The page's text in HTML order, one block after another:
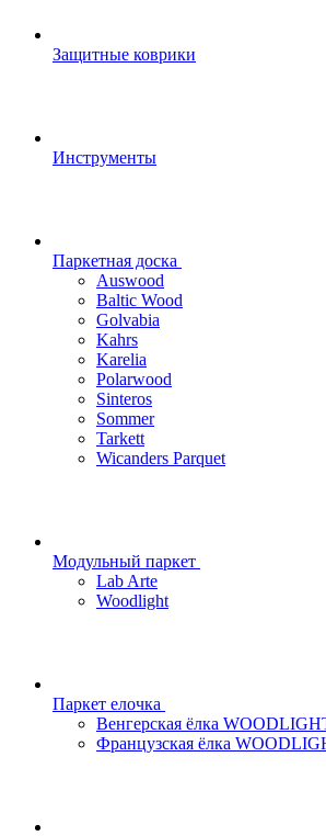
Защитные коврики
Инструменты
Паркетная доска
Auswood
Baltic Wood
Golvabia
Kahrs
Karelia
Polarwood
Sinteros
Sommer
Tarkett
Wicanders Parquet
Модульный паркет
Lab Arte
Woodlight
Паркет елочка
Венгерская ёлка
Французская ёлка